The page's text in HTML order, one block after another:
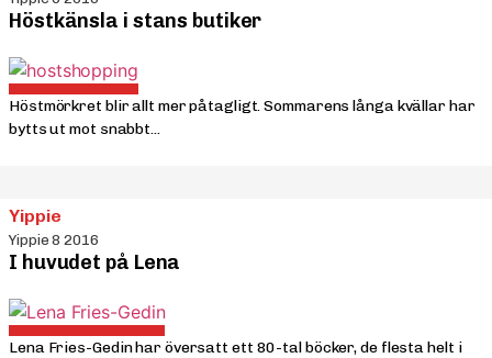
Höstkänsla i stans butiker
Höstmörkret blir allt mer påtagligt. Sommarens långa kvällar har
bytts ut mot snabbt...
Yippie
Yippie 8 2016
I huvudet på Lena
Lena Fries-Gedin har översatt ett 80-tal böcker, de flesta helt i